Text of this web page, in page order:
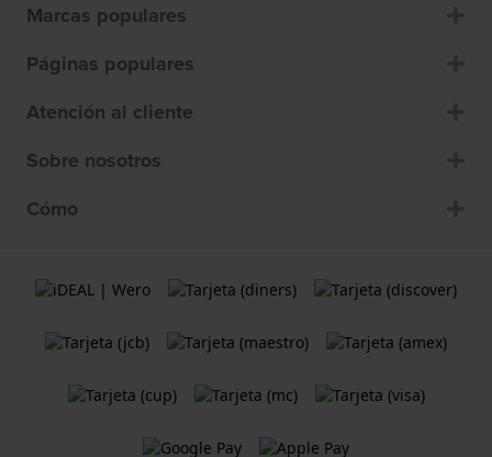
Marcas populares
Páginas populares
Atención al cliente
Sobre nosotros
Cómo